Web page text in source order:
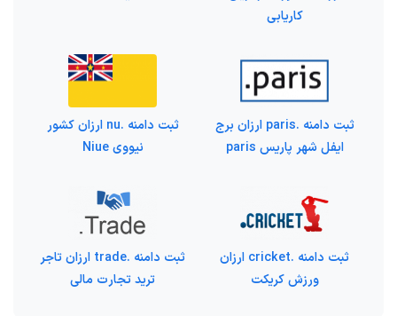
کاریابی
ثبت دامنه .paris ارزان برج
ایفل شهر پاریس paris
ثبت دامنه .nu ارزان کشور
نیووی Niue
ثبت دامنه .cricket ارزان
ورزش کریکت
ثبت دامنه .trade ارزان تاجر
ترید تجارت مالی